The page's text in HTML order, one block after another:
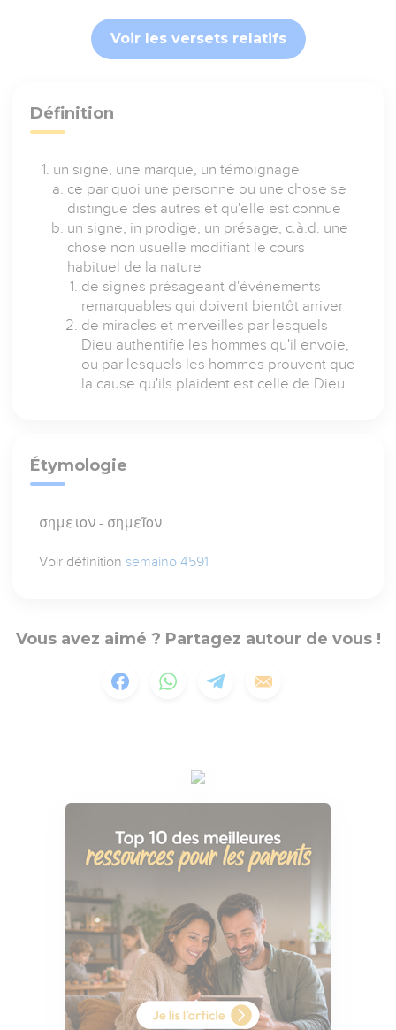
Voir les versets relatifs
Définition
un signe, une marque, un témoignage
ce par quoi une personne ou une chose se
distingue des autres et qu'elle est connue
un signe, in prodige, un présage, c.à.d. une
chose non usuelle modifiant le cours
habituel de la nature
de signes présageant d'événements
remarquables qui doivent bientôt arriver
de miracles et merveilles par lesquels
Dieu authentifie les hommes qu'il envoie,
ou par lesquels les hommes prouvent que
la cause qu'ils plaident est celle de Dieu
Étymologie
σημειον - σημεῖον
Voir définition semaino 4591
Vous avez aimé ? Partagez autour de vous !